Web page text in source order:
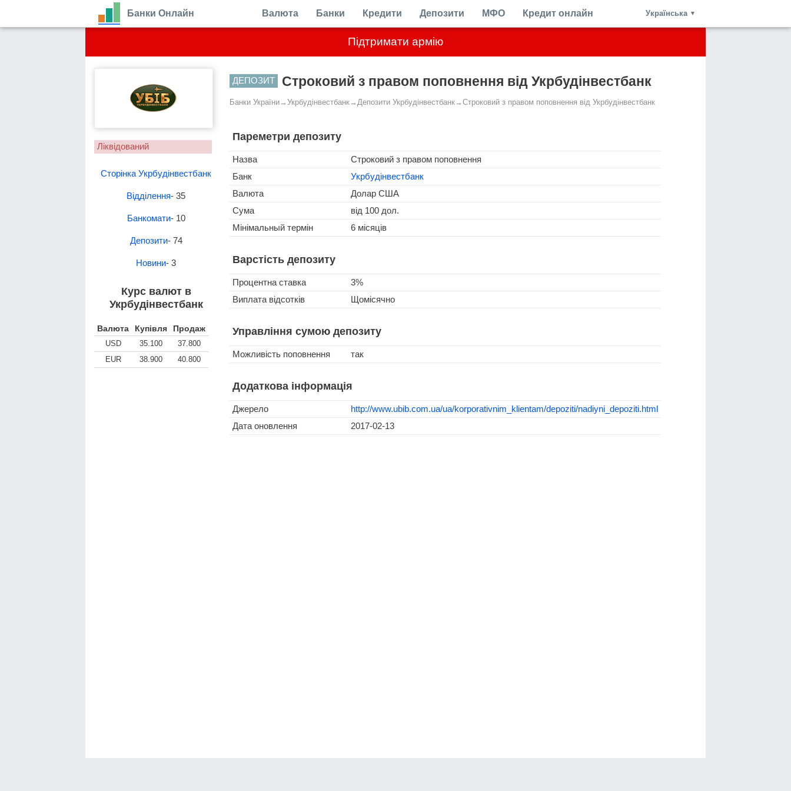
Підтримати армію
Банки Онлайн Валюта Банки Кредити Депозити МФО Кредит онлайн Українська ▼
Ліквідований
Сторінка Укрбудінвестбанк
Відділення- 35
Банкомати- 10
Депозити- 74
Новини- 3
Курс валют в
Укрбудінвестбанк
Валюта Купівля Продаж
USD 35.100
37.800
EUR
38.900 40.800
ДЕПОЗИТ Строковий з правом поповнення від Укрбудінвестбанк
Банки України→ Укрбудінвестбанк→ Депозити Укрбудінвестбанк→ Строковий з правом поповнення від Укрбудінвестбанк
Пареметри депозиту
Назва
Строковий з правом поповнення
Банк
Укрбудінвестбанк
Валюта
Долар США
Сума
від 100 дол.
Мінімальный термін
6 місяців
Варстість депозиту
Процентна ставка
3%
Виплата відсотків
Щомісячно
Управління сумою депозиту
Можливість поповнення так
Додаткова інформація
Джерело
http://www.ubib.com.ua/ua/korporativnim_klientam/depoziti/nadiyni_depoziti.html
Дата оновлення
2017-02-13